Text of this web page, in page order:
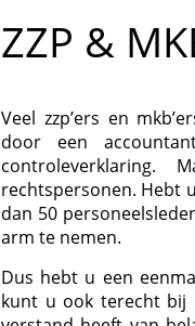
ZZP &
Veel zzp’ers en
door een
rechtspersonen. Hebt
dan 50
arm te nemen.
Dus hebt u een
kunt u ook terecht bij